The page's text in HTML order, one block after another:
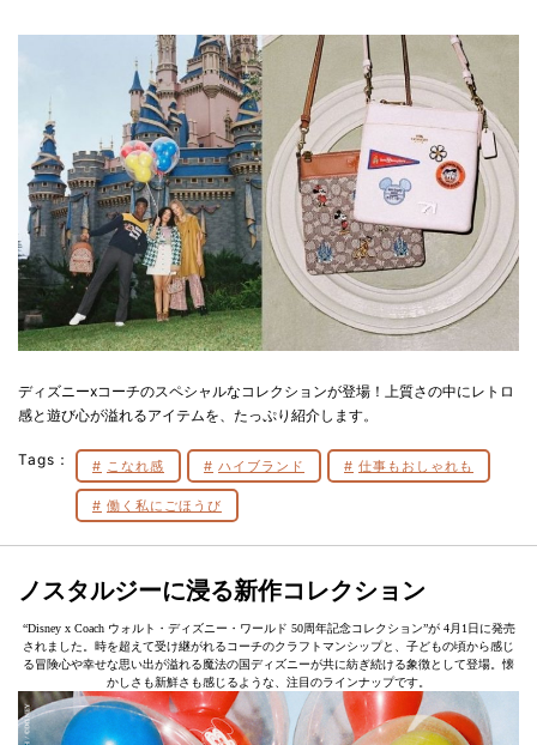
ディズニーxコーチのスペシャルなコレクションが登場！上質さの中にレトロ
感と遊び心が溢れるアイテムを、たっぷり紹介します。
Tags： こなれ感 ハイブランド 仕事もおしゃれも
働く私にごほうび
ノスタルジーに浸る新作コレクション
“Disney x Coach ウォルト・ディズニー・ワールド 50周年記念コレクション”が 4月1日に発売
されました。時を超えて受け継がれるコーチのクラフトマンシップと、子どもの頃から感じ
る冒険心や幸せな思い出が溢れる魔法の国ディズニーが共に紡ぎ続ける象徴として登場。懐
かしさも新鮮さも感じるような、注目のラインナップです。